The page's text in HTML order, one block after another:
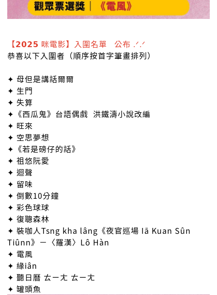
【𝟮𝟬𝟮𝟱 眯電影】入圍名單 ​ ​ 公布 .ᐟ.ᐟ
恭喜以下入圍者（順序按首字筆畫排列）
✦ 母但是講話爾爾
✦ 生門
✦ 失算
✦《西瓜鬼》台語偶戲 ​ 洪鐵濤小說改編
✦ 旺來
✦ 空思夢想
✦《若是磅仔的話》
✦ 祖悠阮愛
✦ 迴聲
✦ 留味
✦ 倒數10分鐘
✦ 彩色球球
✦ 復聰森林
✦ 裝咖人Tsng kha lâng《夜官巡場 Iā Kuan Sûn
Tiûnn》－〈羅漢〉Lô Hàn
✦ 電風
✦ 緣iân
✦ 聽日曆 ㄊㄧㄤ ㄊㄧㄤ
✦ 罐頭魚